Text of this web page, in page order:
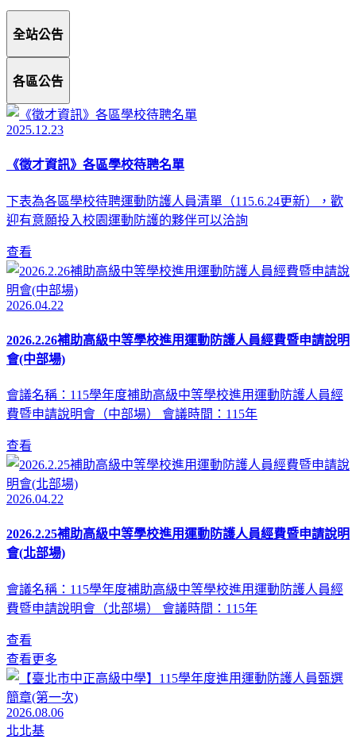
全站公告
各區公告
2025.12.23
《徵才資訊》各區學校待聘名單
下表為各區學校待聘運動防護人員清單（115.6.24更新），歡
迎有意願投入校園運動防護的夥伴可以洽詢
查看
2026.04.22
2026.2.26補助高級中等學校進用運動防護人員經費暨申請說明
會(中部場)
會議名稱：115學年度補助高級中等學校進用運動防護人員經
費暨申請說明會（中部場） 會議時間：115年
查看
2026.04.22
2026.2.25補助高級中等學校進用運動防護人員經費暨申請說明
會(北部場)
會議名稱：115學年度補助高級中等學校進用運動防護人員經
費暨申請說明會（北部場） 會議時間：115年
查看
查看更多
2026.08.06
北北基